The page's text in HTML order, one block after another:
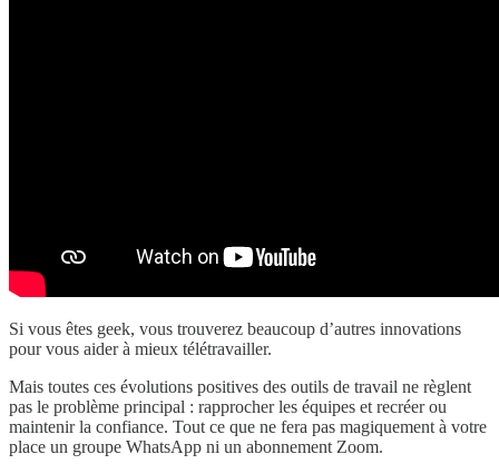
Si vous êtes geek, vous trouverez beaucoup d’autres innovations
pour vous aider à mieux télétravailler.
Mais toutes ces évolutions positives des outils de travail ne règlent
pas le problème principal : rapprocher les équipes et recréer ou
maintenir la confiance. Tout ce que ne fera pas magiquement à votre
place un groupe WhatsApp ni un abonnement Zoom.